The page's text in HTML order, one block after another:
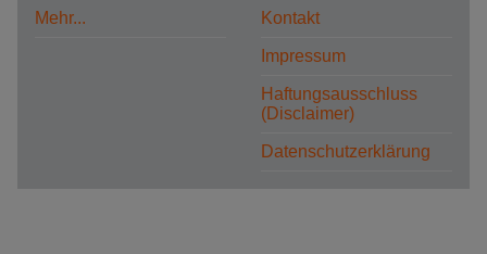
Mehr... Kontakt
Impressum
Haftungsausschluss
(Disclaimer)
Datenschutzerklärung